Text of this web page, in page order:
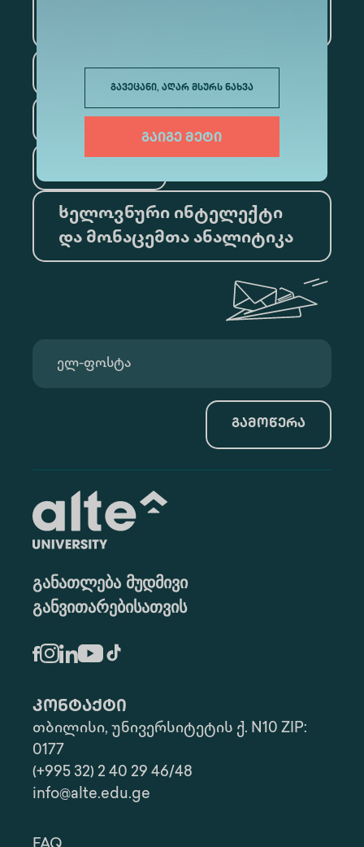
გავეცანი, აღარ მსურს ნახვა
გაიგე მეტი
სამართალი
ფსიქოლოგია
ხელოვნური ინტელექტი
და მონაცემთა ანალიტიკა
გამოწერა
განათლება მუდმივი
განვითარებისათვის
კონტაქტი
თბილისი, უნივერსიტეტის ქ. N10 ZIP:
0177
(+995 32) 2 40 29 46/48
info@alte.edu.ge